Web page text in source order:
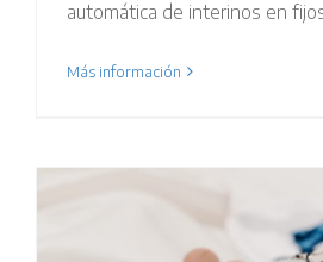
automática de interinos en
Más información